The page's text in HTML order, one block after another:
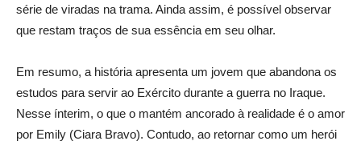
série de viradas na trama. Ainda assim, é possível observar
que restam traços de sua essência em seu olhar.
Em resumo, a história apresenta um jovem que abandona os
estudos para servir ao Exército durante a guerra no Iraque.
Nesse ínterim, o que o mantém ancorado à realidade é o amor
por Emily (Ciara Bravo). Contudo, ao retornar como um herói